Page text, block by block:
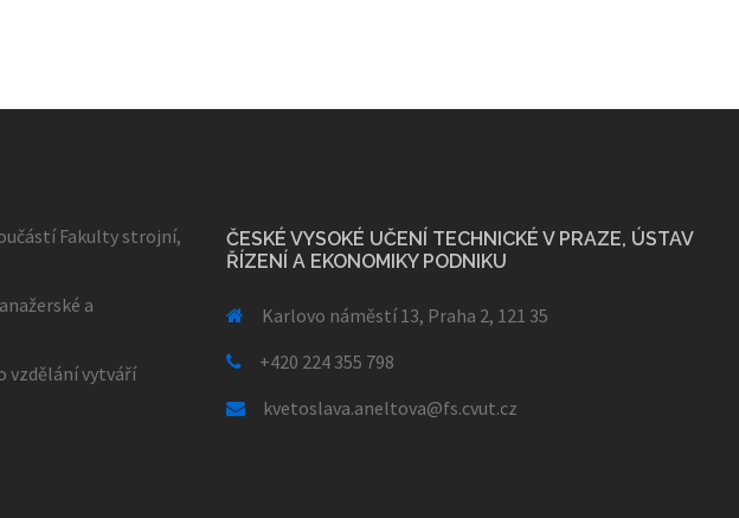
Fakulty strojní,
a
vzdělání vytváří
ČESKÉ VYSOKÉ UČENÍ TECHNICKÉ V PRAZE, ÚSTAV
ŘÍZENÍ A EKONOMIKY PODNIKU
Karlovo náměstí 13, Praha 2, 121 35
+420 224 355 798
kvetoslava.aneltova@fs.cvut.cz